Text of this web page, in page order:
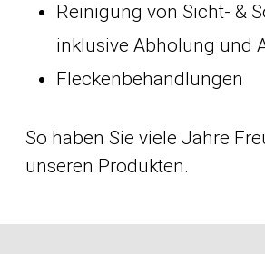
Reinigung von Sicht- &
inklusive Abholung und
Fleckenbehandlungen
So haben Sie viele Jahre
unseren Produkten.